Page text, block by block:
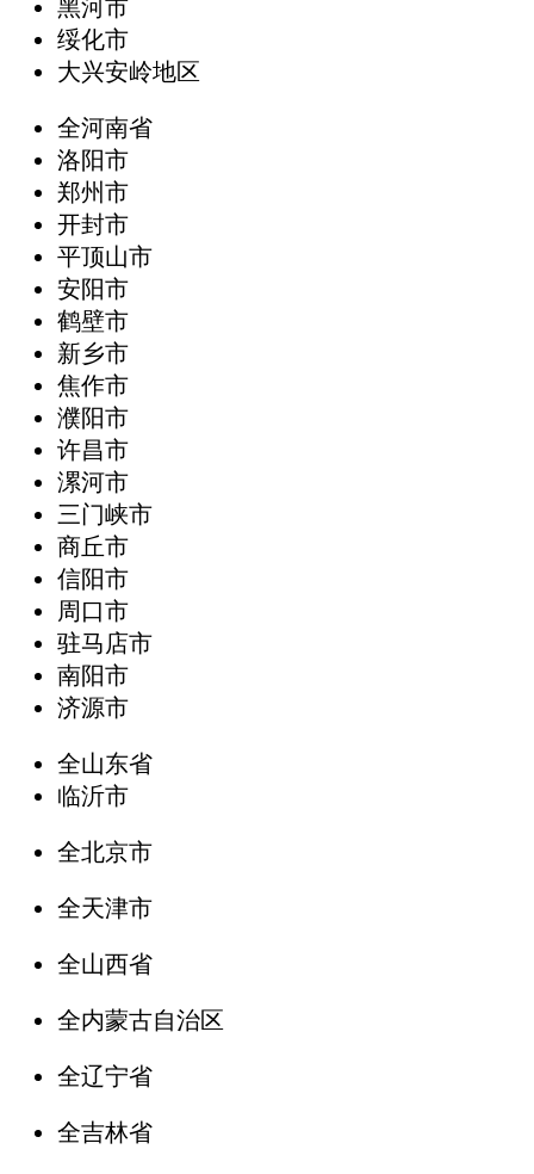
黑河市
绥化市
大兴安岭地区
全河南省
洛阳市
郑州市
开封市
平顶山市
安阳市
鹤壁市
新乡市
焦作市
濮阳市
许昌市
漯河市
三门峡市
商丘市
信阳市
周口市
驻马店市
南阳市
济源市
全山东省
临沂市
全北京市
全天津市
全山西省
全内蒙古自治区
全辽宁省
全吉林省